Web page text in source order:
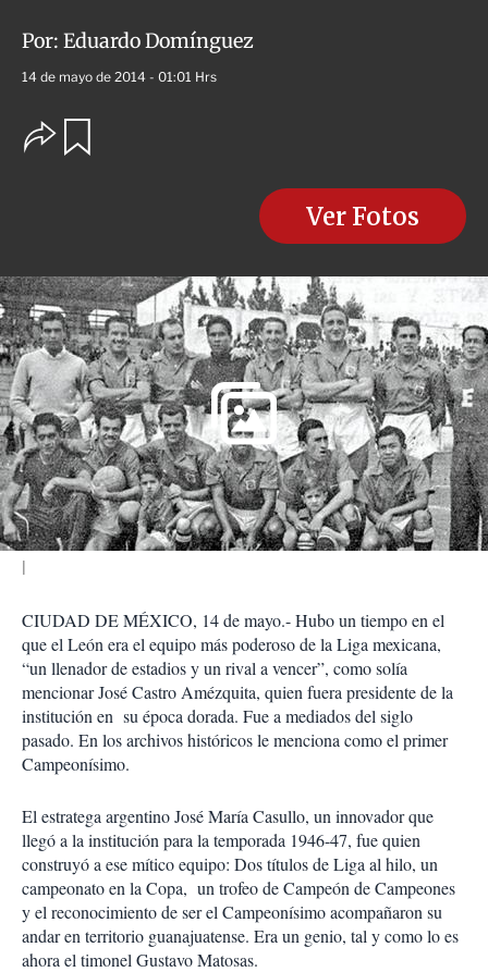
Por: Eduardo Domínguez
14 de mayo de 2014 - 01:01 Hrs
O
p
s
d
e
c
o
m
p
a
r
t
i
r
Ver Fotos
CIUDAD DE MÉXICO, 14 de mayo.- Hubo un tiempo en el
que el León era el equipo más poderoso de la Liga mexicana,
“un llenador de estadios y un rival a vencer”, como solía
mencionar José Castro Amézquita, quien fuera presidente de la
institución en su época dorada. Fue a mediados del siglo
pasado. En los archivos históricos le menciona como el primer
Campeonísimo.
El estratega argentino José María Casullo, un innovador que
llegó a la institución para la temporada 1946-47, fue quien
construyó a ese mítico equipo: Dos títulos de Liga al hilo, un
campeonato en la Copa, un trofeo de Campeón de Campeones
y el reconocimiento de ser el Campeonísimo acompañaron su
andar en territorio guanajuatense. Era un genio, tal y como lo es
ahora el timonel Gustavo Matosas.